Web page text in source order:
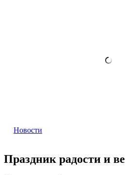
Новости
Праздник радости и